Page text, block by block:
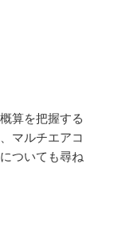
算を把握する
マルチエアコ
ついても尋ね